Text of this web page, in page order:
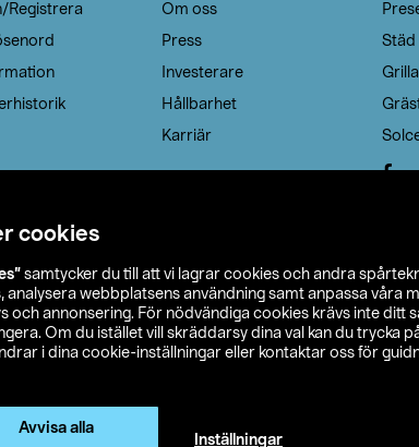
cookies
samtycker du till att vi lagrar cookies och andra
webbplatsens användning samt anpassa våra
och annonsering. För nödvändiga cookies krävs inte
Om du istället vill skräddarsy dina val kan du trycka
i dina cookie-inställningar eller kontaktar oss för
Avvisa alla
Inställningar
Registrera Om oss
Press
Investerare
Hållbarhet
Karriär
Städ